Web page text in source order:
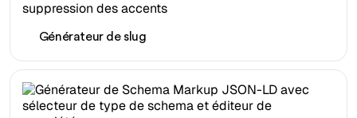
Générateur de slug